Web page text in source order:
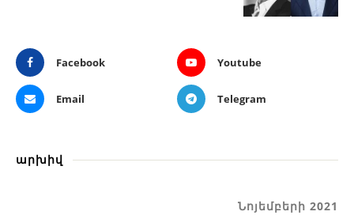
Facebook Youtube
Email Telegram
արխիվ
Նոյեմբերի 2021